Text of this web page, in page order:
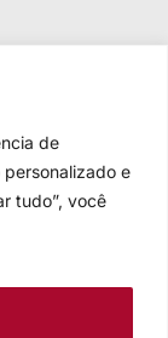
de
e
tudo”, você
no Brasil
andar Centro -